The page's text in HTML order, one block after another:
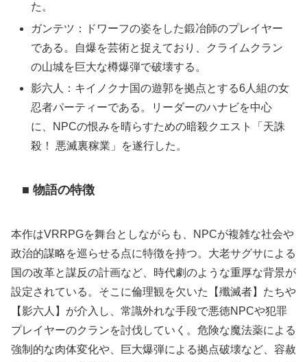
た。
ガンテツ：ドワーフの姿をした鍛冶師のプレイヤー
である。自爆を芸術と捉えており、クライムクラン
の山城を巨大な樽爆弾で破壊する。
影六人：キイノクナ国の遊郭を拠点とする6人組の女
忍者パーティーである。リーダーのハナビを中心
に、NPCの恨みを晴らすための暗殺クエスト「天誅
殺！ 悪滅裏稼業」を遂行した。
■ 物語の特徴
本作はVRRPGを舞台としながらも、NPCが複雑な社会や
政治的謀略を巡らせる点に特徴を持つ。大老サグサによる
国の改革と謀反の計画など、時代劇のような重厚な背景が
設定されている。そこに倫理観を欠いた【殲滅者】たちや
【影六人】が介入し、常識外れな手段で悪徳NPCや犯罪
プレイヤーのクランを討伐していく。危険な魔法薬による
強制的な肉体変化や、巨大爆弾による拠点破壊など、容赦